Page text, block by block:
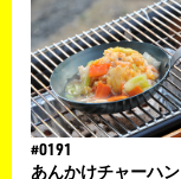
#0191
あんかけチャーハン